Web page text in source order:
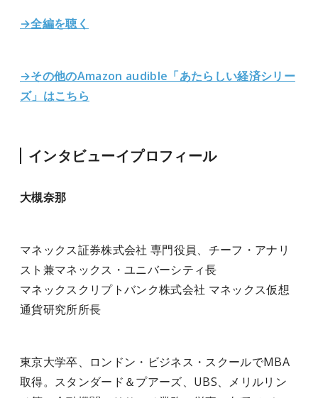
→全編を聴く
→その他のAmazon audible「あたらしい経済シリー
ズ」はこちら
インタビューイプロフィール
大槻奈那
マネックス証券株式会社 専門役員、チーフ・アナリ
スト兼マネックス・ユニバーシティ長
マネックスクリプトバンク株式会社 マネックス仮想
通貨研究所所長
東京大学卒、ロンドン・ビジネス・スクールでMBA
取得。スタンダード＆プアーズ、UBS、メリルリン